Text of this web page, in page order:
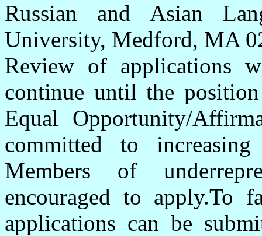
Russian and Asian
University, Medford, MA
Review of applications
continue until the
Equal Opportunity/
committed to
Members of
encouraged to apply.To
applications can be